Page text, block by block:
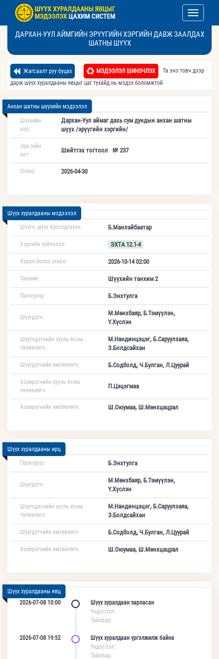
Toggle
ДАРХАН-УУЛ АЙМГИЙН ЭРҮҮГИЙН ХЭРГИЙН ДАВЖ ЗААЛДАХ
ШАТНЫ ШҮҮХ
Жагсаалт руу буцах МЭДЭЭЛЭЛ ШИНЭЧЛЭХ
Та энэ товч дээр
дарж шүүх хуралдааны явцыг цаг тухайд нь мэдэх боломжтой
Анхан шатны шүүхийн мэдээлэл
Шүүхийн
нэр:
Дархан-Уул аймаг дахь сум дундын анхан шатны
шүүх /эрүүгийн хэргийн/
Эрх зүйн
акт:
Шийтгэх тогтоол № 237
Огноо: 2026-04-30
Шүүх хуралдааны мэдээлэл
Шүүгч, шүүх бүрэлдэхүүн:
Б.Манлайбаатар
Хэргийн зүйлчлэл: ЭХТА 12.1-4
Хурал болох огноо: 2026-10-14 02:00
Танхим: Шүүхийн танхим 2
Прокурор: Б.Энхтулга
Шүүгдэгч:
М.Мөнхбаяр, Б.Тэмүүлэн,
Ү.Хүслэн
Шүүгчдэгчийн хууль ёсны
төлөөлөгч:
М.Нандинцэцэг, Б.Саруулзаяа,
З.Болдсайхан
Шүүгдэгчийн өмгөөлөгч: Б.Содболд, Ч.Булган, Л.Цуурай
Хохирогчийн хууль ёсны
төлөөлөгч:
П.Цэцэгмаа
Хохирогчийн өмгөөлөгч: Ш.Оюумаа, Ш.Мөнхцацрал
Шүүх хуралдааны ирц
Прокурор:
Б.Энхтулга
Шүүгдэгч:
М.Мөнхбаяр, Б.Тэмүүлэн,
Ү.Хүслэн
Шүүгчдэгчийн хууль ёсны
төлөөлөгч:
М.Нандинцэцэг, Б.Саруулзаяа,
З.Болдсайхан
Шүүгдэгчийн өмгөөлөгч: Б.Содболд, Ч.Булган, Л.Цуурай
Хохирогчийн өмгөөлөгч: Ш.Оюумаа, Ш.Мөнхцацрал
Шүүх хуралдааны явц
2026-07-08 10:00
Шүүх хуралдаан зарласан
Үндэслэл:
Тайлбар:
2026-07-08 19:52
Шүүх хуралдаан үргэлжилж байна
Үндэслэл:
Тайлбар: